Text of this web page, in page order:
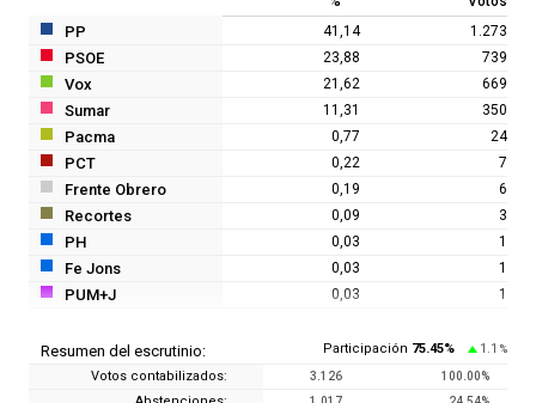
PP 41,14 1.273
PSOE 23,88 739
Vox 21,62 669
Sumar 11,31 350
Pacma 0,77 24
PCT 0,22 7
Frente Obrero 0,19 6
Recortes 0,09 3
PH 0,03 1
Fe Jons 0,03 1
PUM+J 0,03 1
Resumen del escrutinio: Participación 75.45% 1.1 %
Votos contabilizados: 3.126 100.00%